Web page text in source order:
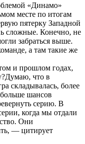
«Динамо»
месте по итогам
пятерку Западной
сложные. Конечно, не
забраться выше.
а там такие же
и прошлом годах,
что в
складывалась, более
шансов
серию. В
когда мы отдали
Они
— цитирует